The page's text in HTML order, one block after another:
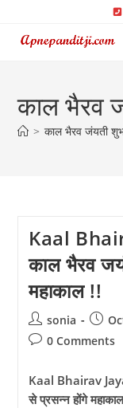
content
काल भैरव
> काल भैरव जंयती शुभ
Kaal
काल भैरव
महाकाल !!
Post
author:
sonia
Post
Post0 Comments
Kaal Bhairav
से प्रसन्न होंगे